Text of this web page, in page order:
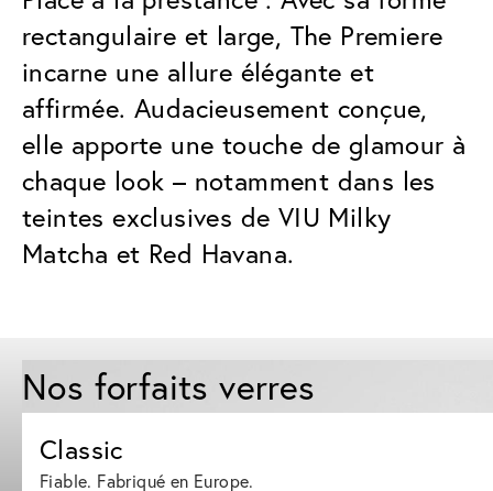
rectangulaire et large, The Premiere
incarne une allure élégante et
affirmée. Audacieusement conçue,
elle apporte une touche de glamour à
chaque look – notamment dans les
teintes exclusives de VIU Milky
Matcha et Red Havana.
Nos forfaits verres
Classic
Fiable. Fabriqué en Europe.